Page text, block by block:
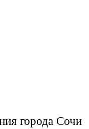
города Сочи